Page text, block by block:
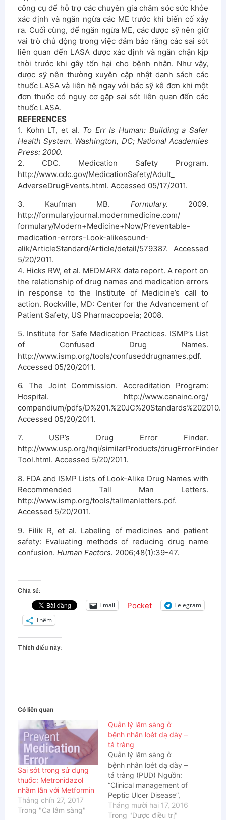
công cụ để hỗ trợ các chuyên gia chăm sóc sức khỏe
xác định và ngăn ngừa các ME trước khi biến cố xảy
ra. Cuối cùng, để ngăn ngừa ME, các dược sỹ nên giữ
vai trò chủ động trong việc đảm bảo rằng các sai sót
liên quan đến LASA được xác định và ngăn chặn kịp
thời trước khi gây tổn hại cho bệnh nhân. Như vậy,
dược sỹ nên thường xuyên cập nhật danh sách các
thuốc LASA và liên hệ ngay với bác sỹ kê đơn khi một
đơn thuốc có nguy cơ gặp sai sót liên quan đến các
thuốc LASA.
REFERENCES
1. Kohn LT, et al. To Err Is Human: Building a Safer
Health System. Washington, DC; National Academies
Press: 2000.
2. CDC. Medication Safety Program.
http://www.cdc.gov/MedicationSafety/Adult_
AdverseDrugEvents.html. Accessed 05/17/2011.
3. Kaufman MB. Formulary. 2009.
http://formularyjournal.modernmedicine.com/
formulary/Modern+Medicine+Now/Preventable-
medication-errors-Look-alikesound-
alik/ArticleStandard/Article/detail/579387. Accessed
5/20/2011.
4. Hicks RW, et al. MEDMARX data report. A report on
the relationship of drug names and medication errors
in response to the Institute of Medicine’s call to
action. Rockville, MD: Center for the Advancement of
Patient Safety, US Pharmacopoeia; 2008.
5. Institute for Safe Medication Practices. ISMP’s List
of Confused Drug Names.
http://www.ismp.org/tools/confuseddrugnames.pdf.
Accessed 05/20/2011.
6. The Joint Commission. Accreditation Program:
Hospital. http://www.canainc.org/
compendium/pdfs/
Accessed 05/20/2011.
7. USP’s Drug Error Finder.
http://www.usp.org/hqi/similarProducts/drugErrorFinder
Tool.html. Accessed 5/20/2011.
8. FDA and ISMP Lists of Look-Alike Drug Names with
Recommended Tall Man Letters.
http://www.ismp.org/tools/tallmanletters.pdf.
Accessed 5/20/2011.
9. Filik R, et al. Labeling of medicines and patient
safety: Evaluating methods of reducing drug name
confusion. Human Factors. 2006;48(1):39-47.
Chia sẻ:
Email Pocket
Telegram
Thêm
Thích điều này:
Có liên quan
Sai sót trong sử dụng
thuốc: Metronidazol
nhầm lẫn với Metformin
Tháng chín 27, 2017
Trong "Ca lâm sàng"
Quản lý lâm sàng ở
bệnh nhân loét dạ dày –
tá tràng
Quản lý lâm sàng ở
bệnh nhân loét dạ dày –
tá tràng (PUD) Nguồn:
“Clinical management of
Peptic Ulcer Disease”,
US Pharmacist, 2014
Tháng mười hai 17, 2016
Trong "Dược điều trị"